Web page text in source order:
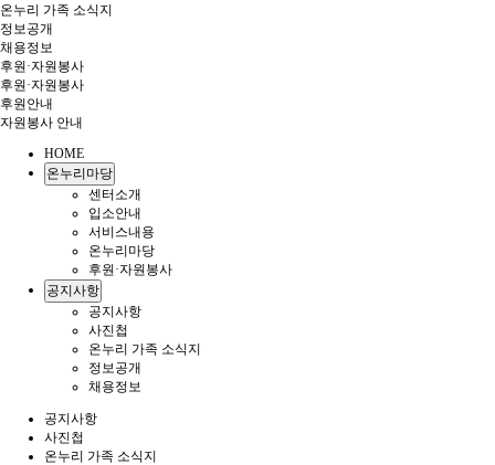
온누리 가족 소식지
정보공개
채용정보
후원·자원봉사
후원·자원봉사
후원안내
자원봉사 안내
HOME
온누리마당
센터소개
입소안내
서비스내용
온누리마당
후원·자원봉사
공지사항
공지사항
사진첩
온누리 가족 소식지
정보공개
채용정보
공지사항
사진첩
온누리 가족 소식지